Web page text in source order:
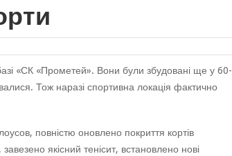
«СК «Прометей». Вони були збудовані ще у 60-
Тож наразі спортивна локація фактично
повністю оновлено покриття кортів
якісний тенісит, встановлено нові